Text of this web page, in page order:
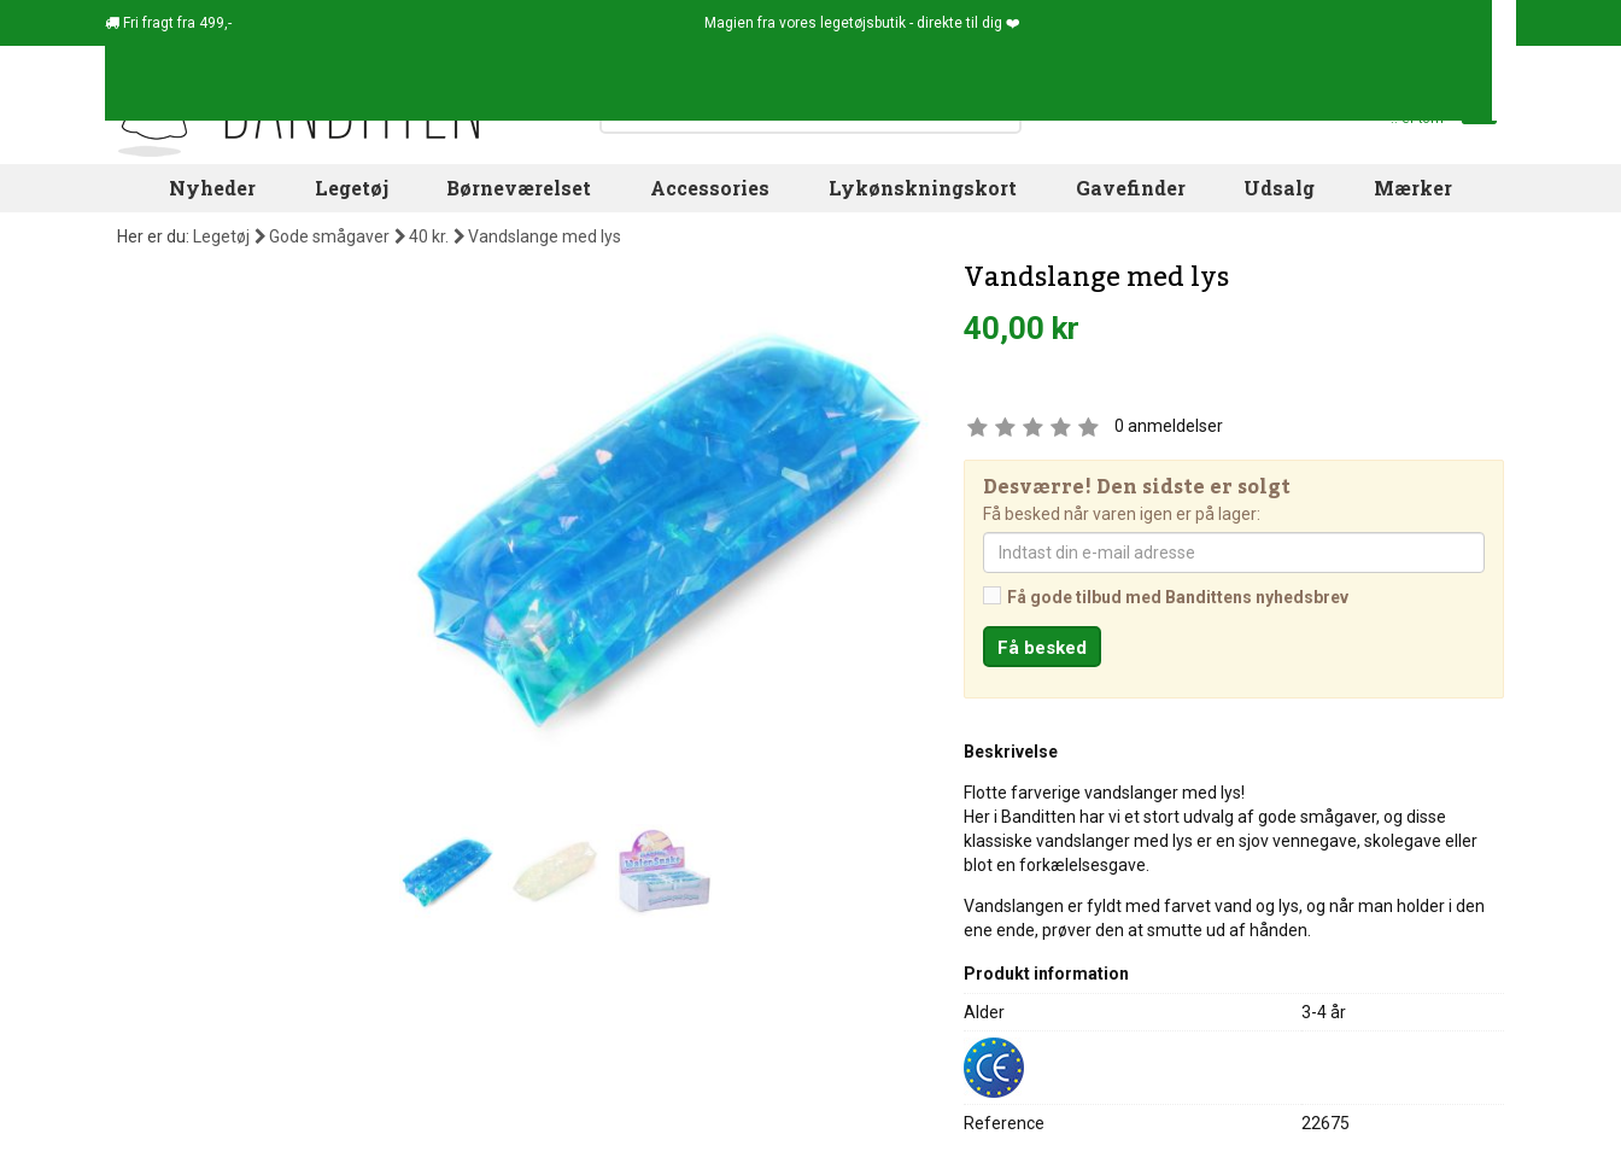
Fri fragt fra 499,- Magien fra vores legetøjsbutik - direkte til dig ❤️
.. er tom
Nyheder Legetøj Børneværelset Accessories Lykønskningskort Gavefinder Udsalg Mærker
Her er du: Legetøj Gode smågaver 40 kr. Vandslange med lys
Vandslange med lys
40,00 kr
0 anmeldelser
Desværre! Den sidste er solgt
Få besked når varen igen er på lager:
Få gode tilbud med Bandittens nyhedsbrev
Beskrivelse
Flotte farverige vandslanger med lys!
Her i Banditten har vi et stort udvalg af gode smågaver, og disse
klassiske vandslanger med lys er en sjov vennegave, skolegave eller
blot en forkælelsesgave.
Vandslangen er fyldt med farvet vand og lys, og når man holder i den
ene ende, prøver den at smutte ud af hånden.
Produkt information
Alder
3-4 år
Reference 22675